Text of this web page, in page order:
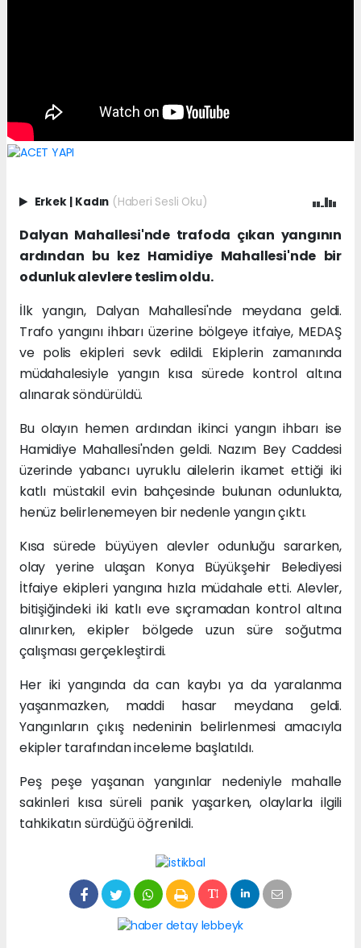
Erkek Kadın (Haberi Sesli Oku)
Dalyan Mahallesi'nde trafoda çıkan yangının
ardından bu kez Hamidiye Mahallesi'nde bir
odunluk alevlere teslim oldu.
İlk yangın, Dalyan Mahallesi'nde meydana geldi.
Trafo yangını ihbarı üzerine bölgeye itfaiye, MEDAŞ
ve polis ekipleri sevk edildi. Ekiplerin zamanında
müdahalesiyle yangın kısa sürede kontrol altına
alınarak söndürüldü.
Bu olayın hemen ardından ikinci yangın ihbarı ise
Hamidiye Mahallesi'nden geldi. Nazım Bey Caddesi
üzerinde yabancı uyruklu ailelerin ikamet ettiği iki
katlı müstakil evin bahçesinde bulunan odunlukta,
henüz belirlenemeyen bir nedenle yangın çıktı.
Kısa sürede büyüyen alevler odunluğu sararken,
olay yerine ulaşan Konya Büyükşehir Belediyesi
İtfaiye ekipleri yangına hızla müdahale etti. Alevler,
bitişiğindeki iki katlı eve sıçramadan kontrol altına
alınırken, ekipler bölgede uzun süre soğutma
çalışması gerçekleştirdi.
Her iki yangında da can kaybı ya da yaralanma
yaşanmazken, maddi hasar meydana geldi.
Yangınların çıkış nedeninin belirlenmesi amacıyla
ekipler tarafından inceleme başlatıldı.
Peş peşe yaşanan yangınlar nedeniyle mahalle
sakinleri kısa süreli panik yaşarken, olaylarla ilgili
tahkikatın sürdüğü öğrenildi.